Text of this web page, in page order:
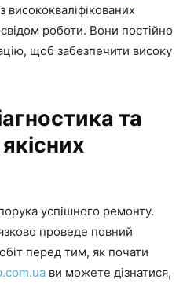
висококваліфікованих
роботи. Вони постійно
щоб забезпечити високу
та
успішного ремонту.
проведе повний
перед тим, як почати
ви можете дізнатися,